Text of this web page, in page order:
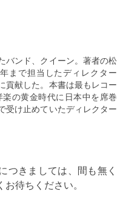
バンド、クイーン。著者の松
まで担当したディレクター
貢献した。本書は最もレコー
楽の黄金時代に日本中を席巻
受け止めていたディレクター
つきましては、間も無く
待ちください。